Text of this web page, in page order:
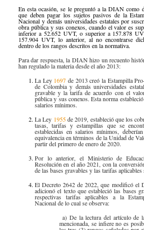
2016
Especiales Reforma
Doing Business in
En esta ocasión, se le preguntó a la DIAN como
que deben pagar los sujetos pasivos de la
Nacional y demás universidades estatales por
obra pública y sus conexos, cuando el valor es
inferior a 52.652 UVT, o superior a 157.878
157.904 UVT, lo anterior, al no encontrarse
dentro de los rangos descritos en la normativa.
Para dar respuesta, la DIAN hizo un recuento
han regulado la materia desde el año 2013:
La Ley 1697 de 2013 creó la Estampilla
de Colombia y demás universidades
gravable y la tarifa de acuerdo con el
pública y sus conexos. Esta norma
salarios mínimos.
La Ley 1955de 2019, estableció que los
tasas, tarifas y estampillas que se
establecidas en salarios mínimos,
equivalencia en términos de la Unidad de
partir del primero de enero de 2020.
Por lo anterior, el Ministerio de
Resolución en el año 2021, con la
de las bases gravables y las tarifas aplicables
El Decreto 2642 de 2022, que modificó el
adicionó el texto que estableció las bases
respectivas tarifas aplicables a la
Nacional de lo cual se observa:
a)De la lectura del artículo de
mencionada, se infiere no es